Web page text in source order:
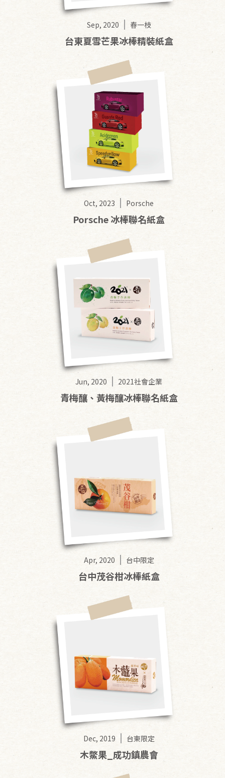
Sep, 2020 春一枝
台東夏雪芒果冰棒精裝紙盒
Oct, 2023 Porsche
Porsche 冰棒聯名紙盒
Jun, 2020 2021社會企業
青梅釀、黃梅釀冰棒聯名紙盒
Apr, 2020 台中限定
台中茂谷柑冰棒紙盒
Dec, 2019 台東限定
木鱉果_成功鎮農會